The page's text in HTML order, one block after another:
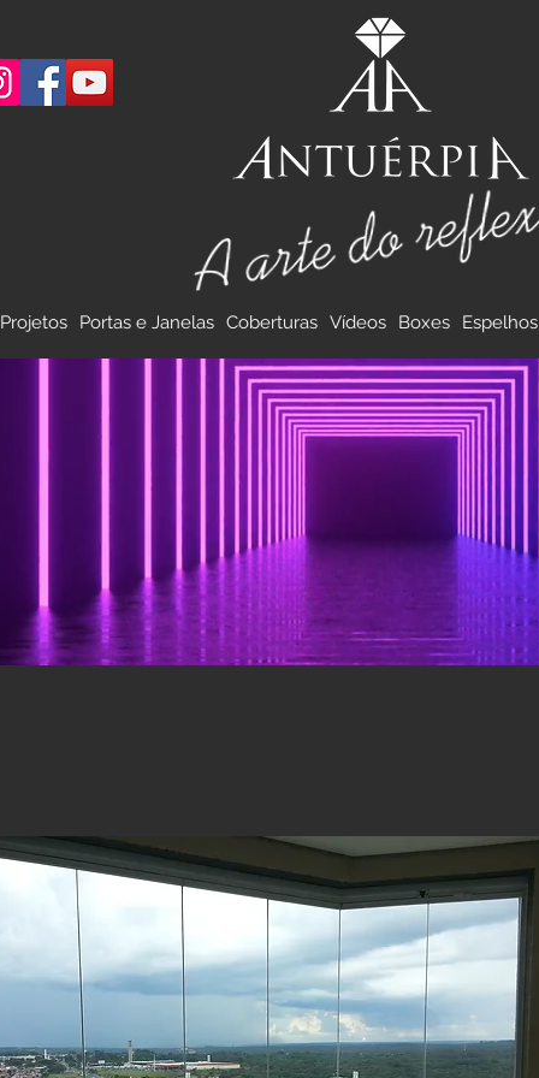
Projetos Portas e Janelas Coberturas Vídeos Boxes Espelhos